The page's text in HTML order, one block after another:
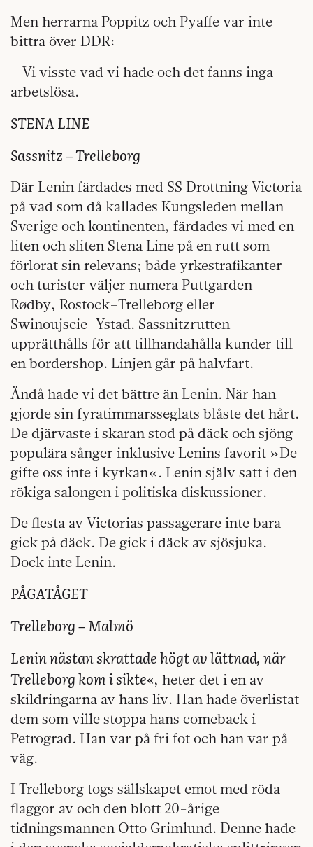
Men herrarna Poppitz och Pyaffe var inte
bittra över DDR:
– Vi visste vad vi hade och det fanns inga
arbetslösa.
STENA LINE
Sassnitz – Trelleborg
Där Lenin färdades med SS Drottning Victoria
på vad som då kallades Kungsleden mellan
Sverige och kontinenten, färdades vi med en
liten och sliten Stena Line på en rutt som
förlorat sin relevans; både yrkestrafikanter
och turister väljer numera Puttgarden–
Rødby, Rostock–Trelleborg eller
Swinoujscie–Ystad. Sassnitzrutten
upprätthålls för att tillhandahålla kunder till
en bordershop. Linjen går på halvfart.
Ändå hade vi det bättre än Lenin. När han
gjorde sin fyratimmarsseglats blåste det hårt.
De djärvaste i skaran stod på däck och sjöng
populära sånger inklusive Lenins favorit »De
gifte oss inte i kyrkan«. Lenin själv satt i den
rökiga salongen i politiska diskussioner.
De flesta av Victorias passagerare inte bara
gick på däck. De gick i däck av sjösjuka.
Dock inte Lenin.
PÅGATÅGET
Trelleborg – Malmö
Lenin nästan skrattade högt av lättnad, när
Trelleborg kom i sikte«, heter det i en av
skildringarna av hans liv. Han hade överlistat
dem som ville stoppa hans comeback i
Petrograd. Han var på fri fot och han var på
väg.
I Trelleborg togs sällskapet emot med röda
flaggor av och den blott 20-årige
tidningsmannen Otto Grimlund. Denne hade